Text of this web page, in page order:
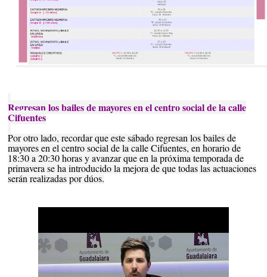
Regresan los bailes de mayores en el centro social de la calle
Cifuentes
Por otro lado, recordar que este sábado regresan los bailes de
mayores en el centro social de la calle Cifuentes, en horario de
18:30 a 20:30 horas y avanzar que en la próxima temporada de
primavera se ha introducido la mejora de que todas las actuaciones
serán realizadas por dúos.